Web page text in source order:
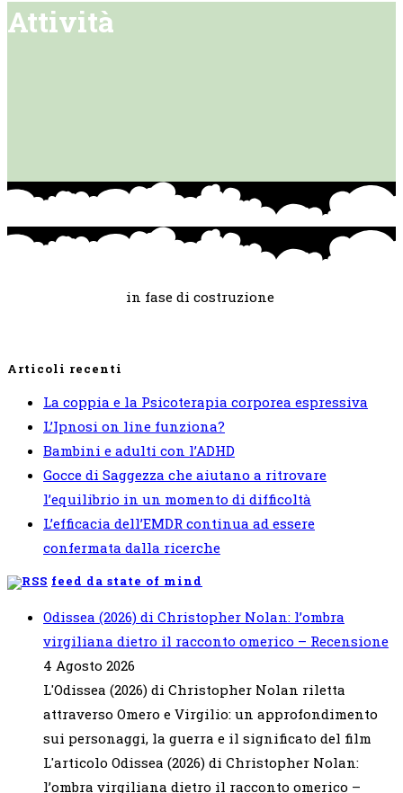
Attività
in fase di costruzione
Articoli recenti
La coppia e la Psicoterapia corporea espressiva
L’Ipnosi on line funziona?
Bambini e adulti con l’ADHD
Gocce di Saggezza che aiutano a ritrovare
l’equilibrio in un momento di difficoltà
L’efficacia dell’EMDR continua ad essere
confermata dalla ricerche
feed da state of mind
Odissea (2026) di Christopher Nolan: l’ombra
virgiliana dietro il racconto omerico – Recensione
4 Agosto 2026
L'Odissea (2026) di Christopher Nolan riletta
attraverso Omero e Virgilio: un approfondimento
sui personaggi, la guerra e il significato del film
L'articolo Odissea (2026) di Christopher Nolan:
l’ombra virgiliana dietro il racconto omerico –